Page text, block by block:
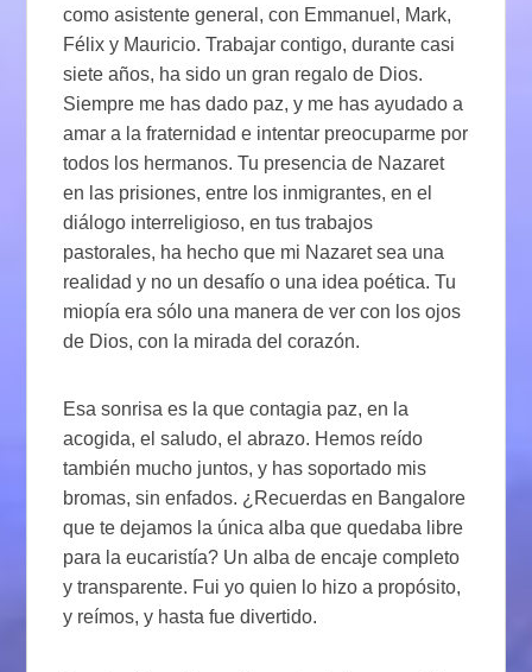
como asistente general, con Emmanuel, Mark,
Félix y Mauricio. Trabajar contigo, durante casi
siete años, ha sido un gran regalo de Dios.
Siempre me has dado paz, y me has ayudado a
amar a la fraternidad e intentar preocuparme por
todos los hermanos. Tu presencia de Nazaret
en las prisiones, entre los inmigrantes, en el
diálogo interreligioso, en tus trabajos
pastorales, ha hecho que mi Nazaret sea una
realidad y no un desafío o una idea poética. Tu
miopía era sólo una manera de ver con los ojos
de Dios, con la mirada del corazón.
Esa sonrisa es la que contagia paz, en la
acogida, el saludo, el abrazo. Hemos reído
también mucho juntos, y has soportado mis
bromas, sin enfados. ¿Recuerdas en Bangalore
que te dejamos la única alba que quedaba libre
para la eucaristía? Un alba de encaje completo
y transparente. Fui yo quien lo hizo a propósito,
y reímos, y hasta fue divertido.